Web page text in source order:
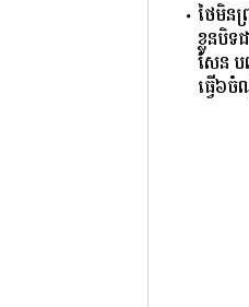
ថៃមិន
ខ្លួនបិ
សែន ប
ធ្វើ៦